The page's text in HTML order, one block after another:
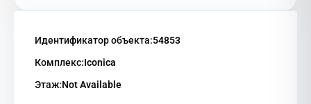
Идентификатор объекта:54853
Комплекс:Iconica
Этаж:Not Available